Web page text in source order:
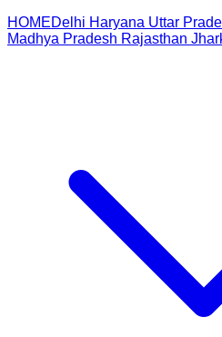
HOMEDelhi Haryana Uttar
Madhya Pradesh Rajasthan